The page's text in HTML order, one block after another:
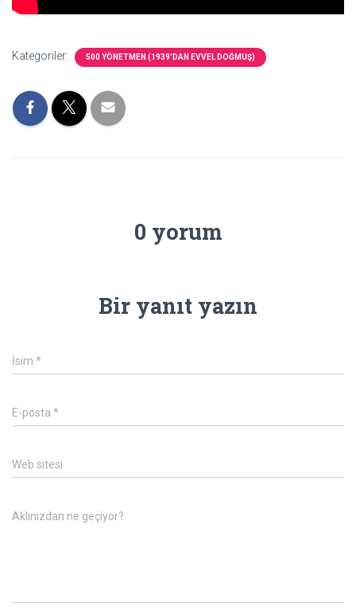
Kategoriler: 500 YÖNETMEN (1939’DAN EVVEL DOĞMUŞ)
0 yorum
Bir yanıt yazın
İsim *
E-posta *
Web sitesi
Aklınızdan ne geçiyor?